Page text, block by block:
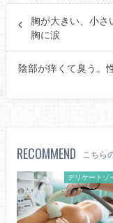
胸が大きい、小さ
胸に涙
陰部が痒くて臭う。
RECOMMEND こちら
デリケートゾ